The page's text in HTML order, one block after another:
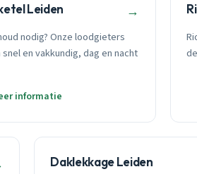
Leiden →
nodig? Onze loodgieters
en vakkundig, dag en nacht
informatie
Daklekkage Leiden